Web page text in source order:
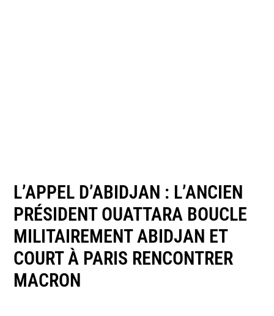
L’APPEL D’ABIDJAN : L’ANCIEN
PRÉSIDENT OUATTARA BOUCLE
MILITAIREMENT ABIDJAN ET
COURT À PARIS RENCONTRER
MACRON